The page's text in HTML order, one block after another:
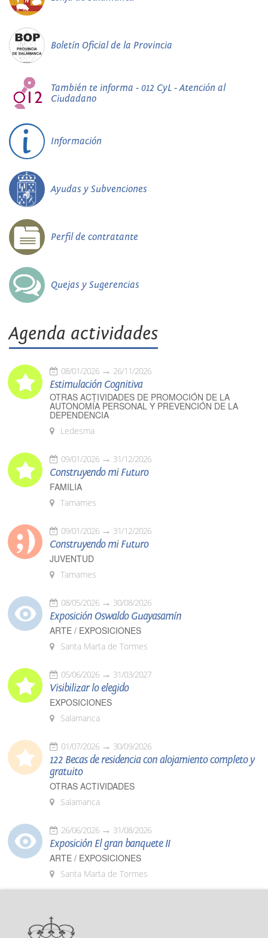
Boletín Oficial de la Provincia
También te informa - 012 CyL - Atención al
Ciudadano
Información
Ayudas y Subvenciones
Perfil de contratante
Quejas y Sugerencias
Agenda actividades
08/01/2026 26/11/2026
Estimulación Cognitiva
OTRAS ACTIVIDADES DE PROMOCIÓN DE LA
AUTONOMÍA PERSONAL Y PREVENCIÓN DE LA
DEPENDENCIA
Ledesma
09/01/2026 31/12/2026
Construyendo mi Futuro
FAMILIA
Tamames
09/01/2026 31/12/2026
Construyendo mi Futuro
JUVENTUD
Tamames
08/05/2026 30/08/2026
Exposición Oswaldo Guayasamín
ARTE / EXPOSICIONES
Santa Marta de Tormes
05/06/2026 31/03/2027
Visibilizar lo elegido
EXPOSICIONES
Salamanca
01/07/2026 30/09/2026
122 Becas de residencia con alojamiento completo y
gratuito
OTRAS ACTIVIDADES
Salamanca
26/06/2026 31/08/2026
Exposición El gran banquete II
ARTE / EXPOSICIONES
Santa Marta de Tormes